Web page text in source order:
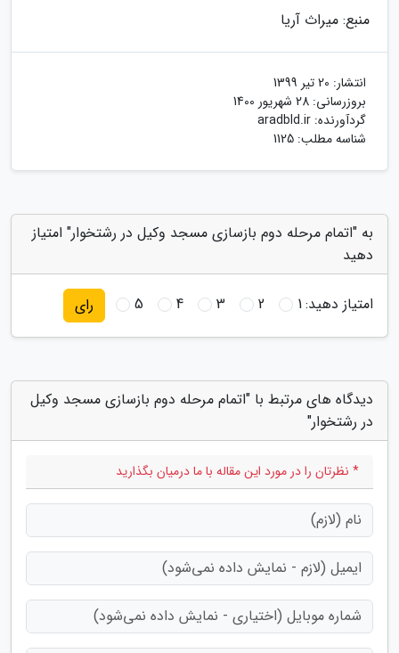
منبع: میراث آریا
انتشار: 20 تیر 1399
بروزرسانی: 28 شهریور 1400
گردآورنده: aradbld.ir
شناسه مطلب: 1125
به "اتمام مرحله دوم بازسازی مسجد وکیل در رشتخوار" امتیاز
دهید
امتیاز دهید:1
2
3
4
5 رای
دیدگاه های مرتبط با "اتمام مرحله دوم بازسازی مسجد وکیل
در رشتخوار"
* نظرتان را در مورد این مقاله با ما درمیان بگذارید